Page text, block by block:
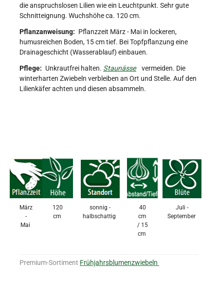
die anspruchslosen Lilien wie ein Leuchtpunkt. Sehr gute
Schnitteignung. Wuchshöhe ca. 120 cm.
Pflanzanweisung: Pflanzzeit März - Mai in lockeren,
humusreichen Boden, 15 cm tief. Bei Topfpflanzung eine
Drainageschicht (Wasserablauf) einbauen.
Pflege: Unkrautfrei halten. Staunässe
vermeiden. Die
winterharten Zwiebeln verbleiben an Ort und Stelle. Auf den
Lilienkäfer achten und diesen absammeln.
März
-
Mai
120
cm
sonnig -
halbschattig
40
cm
/ 15
cm
Juli -
September
Premium-Sortiment Frühjahrsblumenzwiebeln